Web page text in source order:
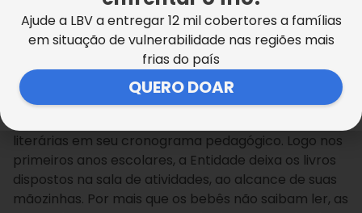
capacidade mental”, explicou.
Nova geração de leitores
A Legião da Boa Vontade sabe que o incentivo à
leitura na infância é a chave para formar um leitor
literárias em seu cronograma pedagógico. Logo nos
primeiros anos escolares, a Entidade deixa os livros
dispostos na sala de atividades, ao alcance de suas
mãozinhas. Por mais que os bebês não saibam ler, as
Ajude a LBV a entregar 12 mil cobertores a famílias
em situação de vulnerabilidade nas regiões mais
frias do país
QUERO DOAR